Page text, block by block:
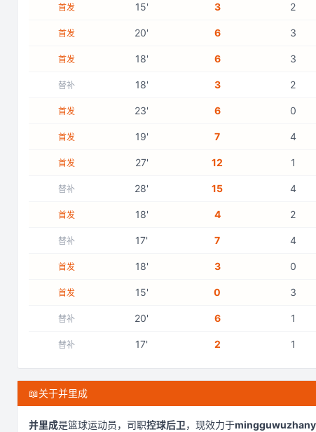
首发 15' 3 2
首发 20' 6 3
首发 18' 6 3
替补 18' 3 2
首发 23' 6 0
首发 19' 7 4
首发 27' 12 1
替补 28' 15 4
首发 18' 4 2
替补 17' 7 4
首发 18' 3 0
首发 15' 0 3
替补 20' 6 1
替补 17' 2 1
📖关于并里成
并里成是篮球运动员，司职控球后卫，现效力于